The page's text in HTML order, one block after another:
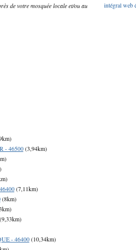
de votre mosquée locale et/ou au
- 46500(3,94km)
(7,11km)
(8km)
- 46400(10,34km)
intégralweb